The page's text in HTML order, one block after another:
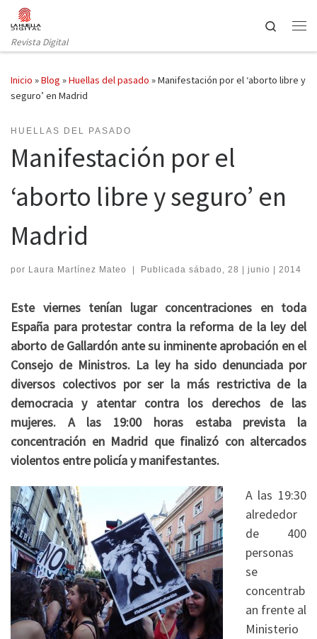
Saltar al contenido
Revista Digital
Search
Inicio »Blog »Huellas del pasado »Manifestación por el ‘aborto libre y
seguro’ en Madrid
HUELLAS DEL PASADO
Manifestación por el
‘aborto libre y seguro’ en
Madrid
por Laura Martínez Mateo | Publicada sábado, 28 | junio | 2014
Este viernes tenían lugar concentraciones en toda
España para protestar contra la reforma de la ley del
aborto de Gallardón ante su inminente aprobación en el
Consejo de Ministros. La ley ha sido denunciada por
diversos colectivos por ser la más restrictiva de la
democracia y atentar contra los derechos de las
mujeres. A las 19:00 horas estaba prevista la
concentración en Madrid que finalizó con altercados
violentos entre policía y manifestantes.
A las 19:30
alrededor
de 400
personas
se
concentrab
an frente al
Ministerio